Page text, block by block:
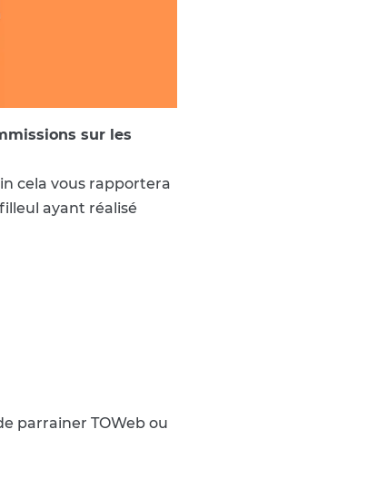
sur les
cela vous rapportera
ayant réalisé
parrainer TOWeb ou